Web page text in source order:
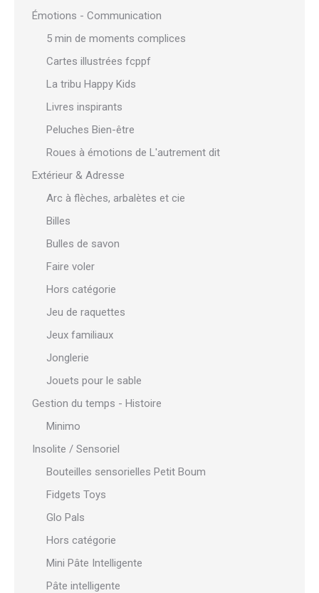
Émotions - Communication
5 min de moments complices
Cartes illustrées fcppf
La tribu Happy Kids
Livres inspirants
Peluches Bien-être
Roues à émotions de L'autrement dit
Extérieur & Adresse
Arc à flèches, arbalètes et cie
Billes
Bulles de savon
Faire voler
Hors catégorie
Jeu de raquettes
Jeux familiaux
Jonglerie
Jouets pour le sable
Gestion du temps - Histoire
Minimo
Insolite / Sensoriel
Bouteilles sensorielles Petit Boum
Fidgets Toys
Glo Pals
Hors catégorie
Mini Pâte Intelligente
Pâte intelligente